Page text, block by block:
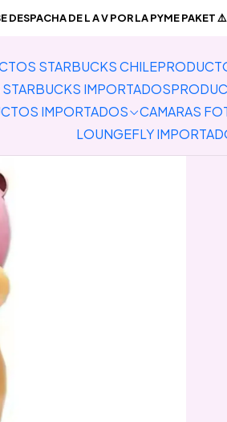
STARBUCKS CHILE
IMPORTADOS
IMPORTADOS
CAMARAS
LOUNGEFLY
DE L A V POR LA PYME
IMPORTADOS Sonny Angel/